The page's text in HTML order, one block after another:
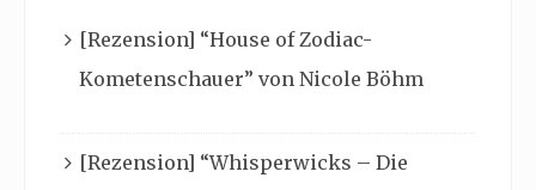
[Rezension] “House of Zodiac-
Kometenschauer” von Nicole Böhm
[Rezension] “Whisperwicks – Die